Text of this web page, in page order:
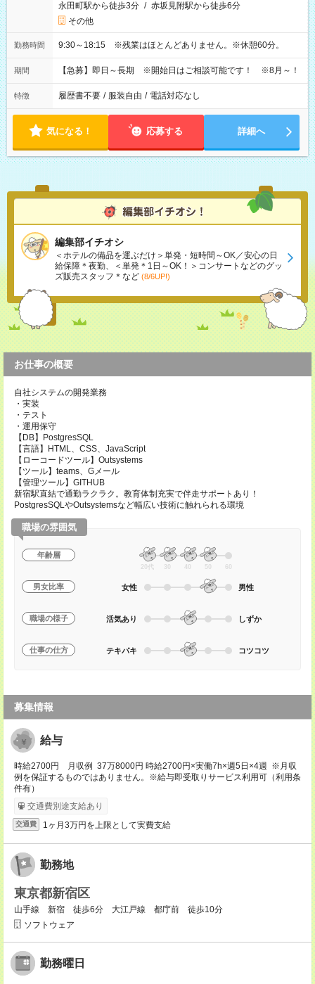
永田町駅から徒歩3分 / 赤坂見附駅から徒歩6分
その他
勤務時間 9:30～18:15 ※残業はほとんどありません。※休憩60分。
期間 【急募】即日～長期 ※開始日はご相談可能です！ ※8月～！
特徴 履歴書不要 / 服装自由 / 電話対応なし
気になる！ 応募する 詳細へ
編集部イチオシ
＜ホテルの備品を運ぶだけ＞単発・短時間～OK／安心の日
給保障＊夜勤、＜単発＊1日～OK！＞コンサートなどのグッ
ズ販売スタッフ＊など (8/6UP!)
お仕事の概要
自社システムの開発業務
・実装
・テスト
・運用保守
【DB】PostgresSQL
【言語】HTML、CSS、JavaScript
【ローコードツール】Outsystems
【ツール】teams、Gメール
【管理ツール】GITHUB
新宿駅直結で通勤ラクラク。教育体制充実で伴走サポートあり！
PostgresSQLやOutsystemsなど幅広い技術に触れられる環境
職場の雰囲気
年齢層
20代 30 40 50 60
男女比率 女性 男性
職場の様子 活気あり しずか
仕事の仕方 テキパキ コツコツ
募集情報
給与
時給2700円 月収例 37万8000円 時給2700円×実働7h×週5日×4週 ※月収
例を保証するものではありません。※給与即受取りサービス利用可（利用条
件有）
交通費別途支給あり
交通費 1ヶ月3万円を上限として実費支給
勤務地
東京都新宿区
山手線 新宿 徒歩6分 大江戸線 都庁前 徒歩10分
ソフトウェア
勤務曜日